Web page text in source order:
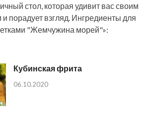
стол, которая удивит вас своим
порадует взгляд. Ингредиенты для
"Жемчужина морей"»:
Кубинская фрита
06.10.2020